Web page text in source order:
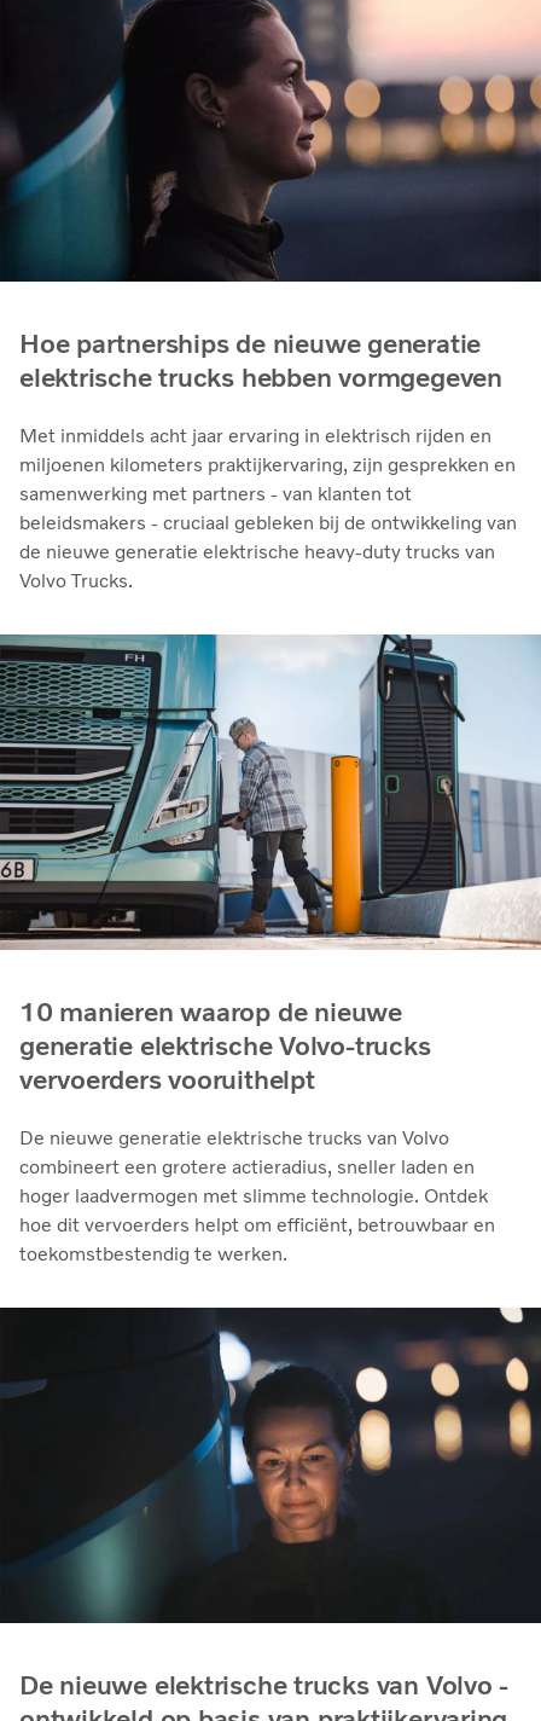
Hoe partnerships de nieuwe generatie
elektrische trucks hebben vormgegeven
Met inmiddels acht jaar ervaring in elektrisch rijden en
miljoenen kilometers praktijkervaring, zijn gesprekken en
samenwerking met partners - van klanten tot
beleidsmakers - cruciaal gebleken bij de ontwikkeling van
de nieuwe generatie elektrische heavy-duty trucks van
Volvo Trucks.
10 manieren waarop de nieuwe
generatie elektrische Volvo-trucks
vervoerders vooruithelpt
De nieuwe generatie elektrische trucks van Volvo
combineert een grotere actieradius, sneller laden en
hoger laadvermogen met slimme technologie. Ontdek
hoe dit vervoerders helpt om efficiënt, betrouwbaar en
toekomstbestendig te werken.
De nieuwe elektrische trucks van Volvo -